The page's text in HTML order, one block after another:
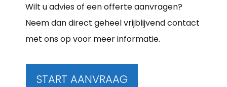
Wilt u advies of een offerte aanvragen?
Neem dan direct geheel vrijblijvend contact
met ons op voor meer informatie.
START AANVRAAG